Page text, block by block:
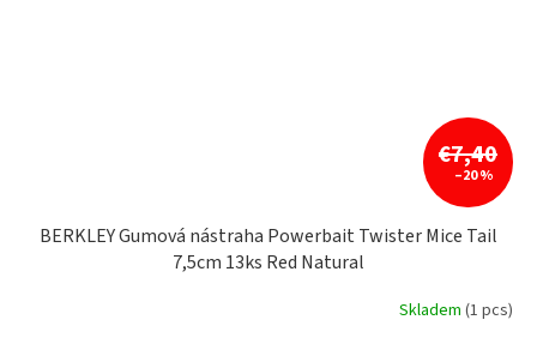
€7,40
–20 %
BERKLEY Gumová nástraha Powerbait Twister Mice Tail
7,5cm 13ks Red Natural
Skladem (1 pcs)